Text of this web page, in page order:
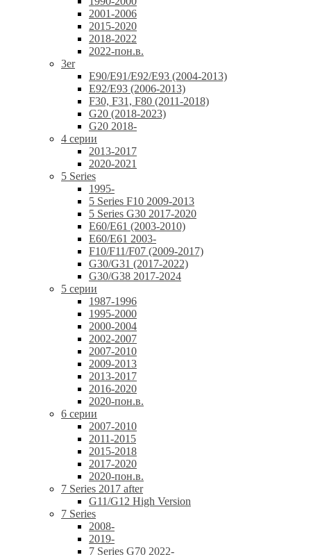
2001-2006
2015-2020
2018-2022
2022-пон.в.
3er
E90/E91/E92/E93 (2004-2013)
E92/E93 (2006-2013)
F30, F31, F80 (2011-2018)
G20 (2018-2023)
G20 2018-
4 серии
2013-2017
2020-2021
5 Series
1995-
5 Series F10 2009-2013
5 Series G30 2017-2020
E60/E61 (2003-2010)
E60/E61 2003-
F10/F11/F07 (2009-2017)
G30/G31 (2017-2022)
G30/G38 2017-2024
5 серии
1987-1996
1995-2000
2000-2004
2002-2007
2007-2010
2009-2013
2013-2017
2016-2020
2020-пон.в.
6 серии
2007-2010
2011-2015
2015-2018
2017-2020
2020-пон.в.
7 Series 2017 after
G11/G12 High Version
7 Series
2008-
2019-
7 Series G70 2022-